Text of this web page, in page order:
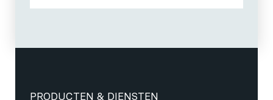
PRODUCTEN & DIENSTEN